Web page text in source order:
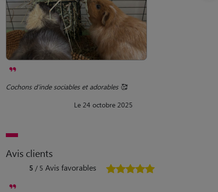
Cochons d’inde sociables et adorables 🥰
Le 24 octobre 2025
Avis clients
5 / 5 Avis favorables